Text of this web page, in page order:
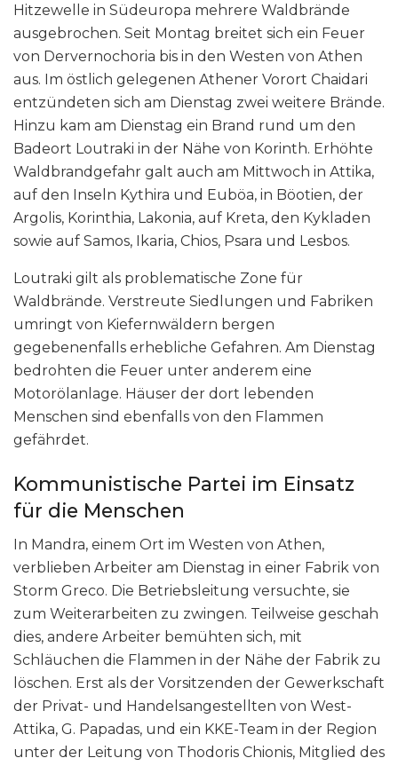
Hitzewelle in Südeuropa mehrere Waldbrände
ausgebrochen. Seit Montag breitet sich ein Feuer
von Dervernochoria bis in den Westen von Athen
aus. Im östlich gelegenen Athener Vorort Chaidari
entzündeten sich am Dienstag zwei weitere Brände.
Hinzu kam am Dienstag ein Brand rund um den
Badeort Loutraki in der Nähe von Korinth. Erhöhte
Waldbrandgefahr galt auch am Mittwoch in Attika,
auf den Inseln Kythira und Euböa, in Böotien, der
Argolis, Korinthia, Lakonia, auf Kreta, den Kykladen
sowie auf Samos, Ikaria, Chios, Psara und Lesbos.
Loutraki gilt als problematische Zone für
Waldbrände. Verstreute Siedlungen und Fabriken
umringt von Kiefernwäldern bergen
gegebenenfalls erhebliche Gefahren. Am Dienstag
bedrohten die Feuer unter anderem eine
Motorölanlage. Häuser der dort lebenden
Menschen sind ebenfalls von den Flammen
gefährdet.
Kommunistische Partei im Einsatz
für die Menschen
In Mandra, einem Ort im Westen von Athen,
verblieben Arbeiter am Dienstag in einer Fabrik von
Storm Greco. Die Betriebsleitung versuchte, sie
zum Weiterarbeiten zu zwingen. Teilweise geschah
dies, andere Arbeiter bemühten sich, mit
Schläuchen die Flammen in der Nähe der Fabrik zu
löschen. Erst als der Vorsitzenden der Gewerkschaft
der Privat- und Handelsangestellten von West-
Attika, G. Papadas, und ein KKE-Team in der Region
unter der Leitung von Thodoris Chionis, Mitglied des